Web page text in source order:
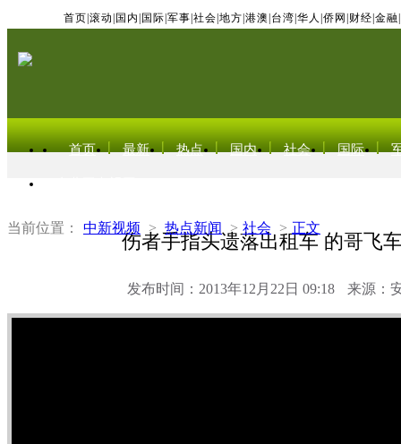
首页 滚动 国内 国际 军事 社会 地方 港澳 台湾 华人 侨网 财经 金融
首页 最新 热点 国内 社会 国际
当前位置： 中新视频 > 热点新闻 > 社会 > 正文
伤者手指头遗落出租车 的哥飞
发布时间：2013年12月22日 09:18 来源：